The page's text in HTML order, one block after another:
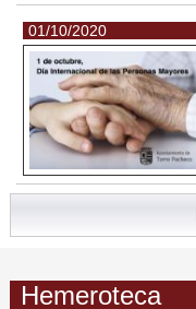
01/10/2020
Hemeroteca